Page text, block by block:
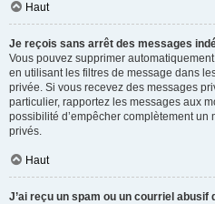
Haut
Je reçois sans arrêt des messages
Vous pouvez supprimer
en utilisant les filtres de message dans
privée. Si vous recevez des messages
particulier, rapportez les messages aux
possibilité d’empêcher complètement un
privés.
Haut
J’ai reçu un spam ou un courriel abusif